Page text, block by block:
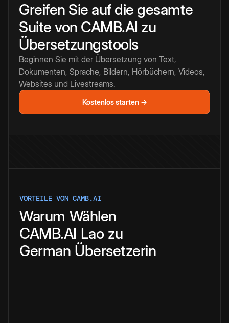
Greifen Sie auf die gesamte
Suite von CAMB.AI zu
Übersetzungstools
Beginnen Sie mit der Übersetzung von Text,
Dokumenten, Sprache, Bildern, Hörbüchern, Videos,
Websites und Livestreams.
Kostenlos starten →
VORTEILE VON CAMB.AI
Warum Wählen
CAMB.AI Lao zu
German Übersetzerin